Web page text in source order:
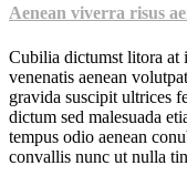
Aenean viverra risus
Cubilia dictumst litora at
venenatis aenean
gravida suscipit ultrices
dictum sed malesuada
tempus odio aenean
convallis nunc ut nulla